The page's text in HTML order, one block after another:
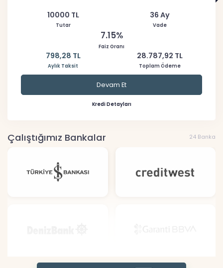
10000 TL
Tutar
36 Ay
Vade
7.15%
Faiz Oranı
798,28 TL
Aylık Taksit
28.787,92 TL
Toplam Ödeme
Devam Et
Kredi Detayları
Çalıştığımız Bankalar 24 Banka